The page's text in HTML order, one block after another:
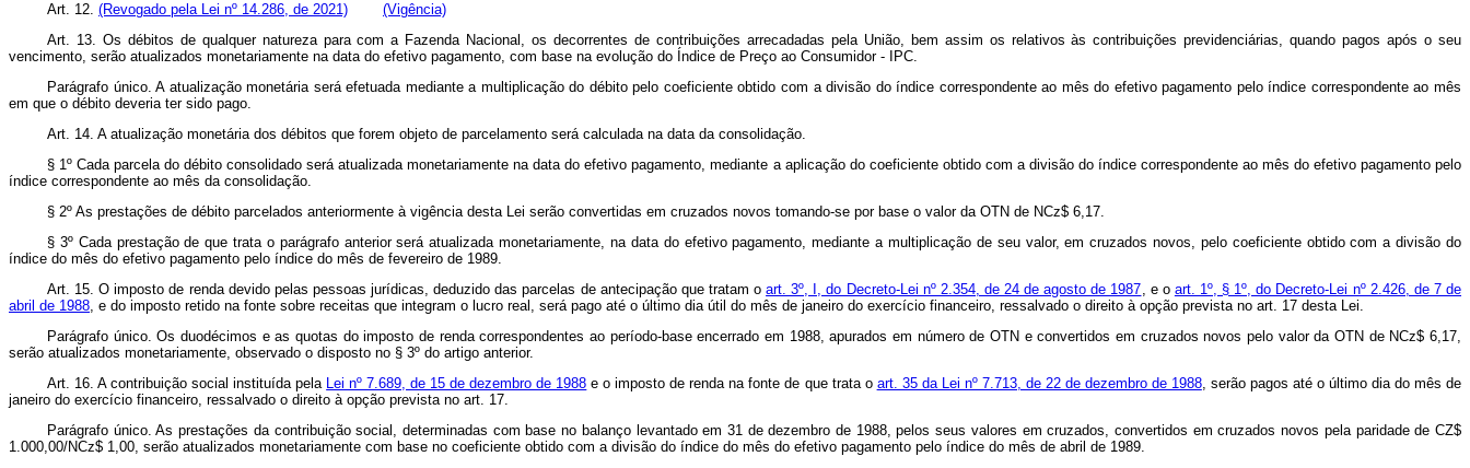
Art. 12. (Revogado pela Lei nº 14.286, de 2021)
(Vigência)
Art. 13. Os débitos de qualquer natureza para com a Fazenda Nacional, os decorrentes de contribuições arrecadadas pela União, bem assim os relativos às contribuições previdenciárias, quando pagos após o seu
vencimento, serão atualizados monetariamente na data do efetivo pagamento, com base na evolução do Índice de Preço ao Consumidor - IPC.
Parágrafo único. A atualização monetária será efetuada mediante a multiplicação do débito pelo coeficiente obtido com a divisão do índice correspondente ao mês do efetivo pagamento pelo índice correspondente ao mês
em que o débito deveria ter sido pago.
Art. 14. A atualização monetária dos débitos que forem objeto de parcelamento será calculada na data da consolidação.
§ 1º Cada parcela do débito consolidado será atualizada monetariamente na data do efetivo pagamento, mediante a aplicação do coeficiente obtido com a divisão do índice correspondente ao mês do efetivo pagamento pelo
índice correspondente ao mês da consolidação.
§ 2º As prestações de débito parcelados anteriormente à vigência desta Lei serão convertidas em cruzados novos tomando-se por base o valor da OTN de NCz$ 6,17.
§ 3º Cada prestação de que trata o parágrafo anterior será atualizada monetariamente, na data do efetivo pagamento, mediante a multiplicação de seu valor, em cruzados novos, pelo coeficiente obtido com a divisão do
índice do mês do efetivo pagamento pelo índice do mês de fevereiro de 1989.
Art. 15. O imposto de renda devido pelas pessoas jurídicas, deduzido das parcelas de antecipação que tratam oart. 3º, I, do Decreto-Lei nº 2.354, de 24 de agosto de 1987, e o art. 1º, § 1º, do Decreto-Lei nº 2.426, de 7 de
abril de 1988, e do imposto retido na fonte sobre receitas que integram o lucro real, será pago até o último dia útil do mês de janeiro do exercício financeiro, ressalvado o direito à opção prevista no art. 17 desta Lei.
Parágrafo único. Os duodécimos e as quotas do imposto de renda correspondentes ao período-base encerrado em 1988, apurados em número de OTN e convertidos em cruzados novos pelo valor da OTN de NCz$ 6,17,
serão atualizados monetariamente, observado o disposto no § 3º do artigo anterior.
Art. 16. A contribuição social instituída pela Lei nº 7.689, de 15 de dezembro de 1988 e o imposto de renda na fonte de que trata o art. 35 da Lei nº 7.713, de 22 de dezembro de 1988, serão pagos até o último dia do mês de
janeiro do exercício financeiro, ressalvado o direito à opção prevista no art. 17.
Parágrafo único. As prestações da contribuição social, determinadas com base no balanço levantado em 31 de dezembro de 1988, pelos seus valores em cruzados, convertidos em cruzados novos pela paridade de CZ$
1.000,00/NCz$ 1,00, serão atualizados monetariamente com base no coeficiente obtido com a divisão do índice do mês do efetivo pagamento pelo índice do mês de abril de 1989.